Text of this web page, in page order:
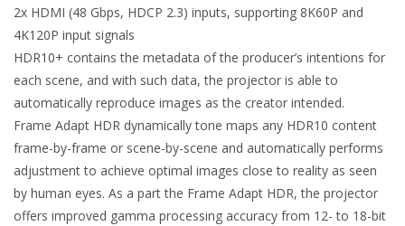
2x HDMI (48 Gbps, HDCP 2.3) inputs, supporting 8K60P and
4K120P input signals
HDR10+ contains the metadata of the producer’s intentions for
each scene, and with such data, the projector is able to
automatically reproduce images as the creator intended.
Frame Adapt HDR dynamically tone maps any HDR10 content
frame-by-frame or scene-by-scene and automatically performs
adjustment to achieve optimal images close to reality as seen
by human eyes. As a part the Frame Adapt HDR, the projector
offers improved gamma processing accuracy from 12- to 18-bit